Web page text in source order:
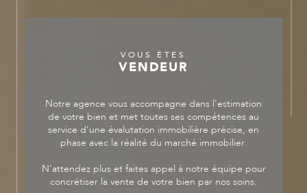
VOUS ÊTES
VENDEUR
Notre agence vous accompagne dans l'estimation
de votre bien et met toutes ses compétences au
service d'une évalutation immobilière précise, en
phase avec la réalité du marché immobilier.
N'attendez plus et faites appel à notre équipe pour
concrétiser la vente de votre bien par nos soins.